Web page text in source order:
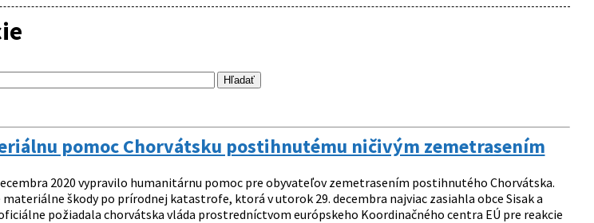
pomoc Chorvátsku postihnutému ničivým zemetrasením
2020 vypravilo humanitárnu pomoc pre obyvateľov zemetrasením postihnutého Chorvátska.
škody po prírodnej katastrofe, ktorá v utorok 29. decembra najviac zasiahla obce Sisak a
požiadala chorvátska vláda prostredníctvom európskeho Koordinačného centra EÚ pre reakcie